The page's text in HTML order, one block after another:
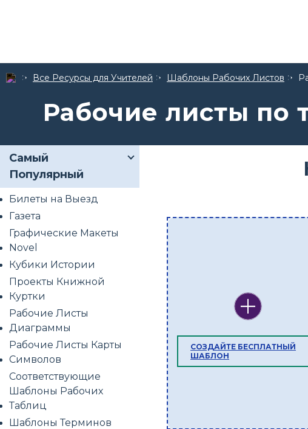
Все Ресурсы для Учителей Шаблоны Рабочих Листов
Рабочие листы по
Самый
Популярный
Билеты на Выезд
Газета
Графические Макеты
Novel
Кубики Истории
Проекты Книжной
Куртки
Рабочие Листы
Диаграммы
Рабочие Листы Карты
Символов
Соответствующие
Шаблоны Рабочих
Таблиц
Шаблоны Терминов
СОЗДАЙТЕ БЕСПЛАТНЫЙ
ШАБЛОН